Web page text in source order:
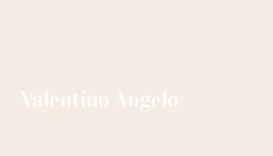
Valentino Angelo